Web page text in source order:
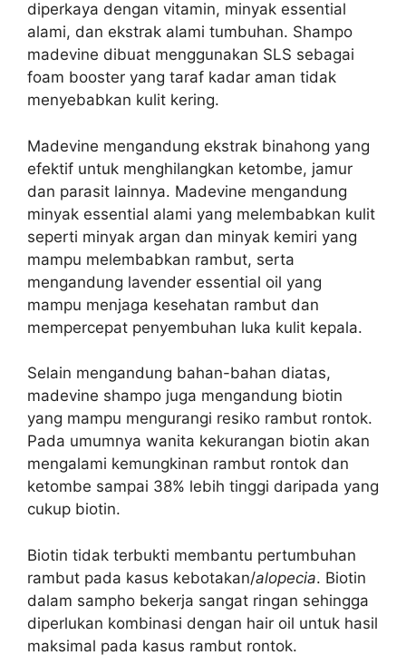
diperkaya dengan vitamin, minyak essential
alami, dan ekstrak alami tumbuhan. Shampo
madevine dibuat menggunakan SLS sebagai
foam booster yang taraf kadar aman tidak
menyebabkan kulit kering.
Madevine mengandung ekstrak binahong yang
efektif untuk menghilangkan ketombe, jamur
dan parasit lainnya. Madevine mengandung
minyak essential alami yang melembabkan kulit
seperti minyak argan dan minyak kemiri yang
mampu melembabkan rambut, serta
mengandung lavender essential oil yang
mampu menjaga kesehatan rambut dan
mempercepat penyembuhan luka kulit kepala.
Selain mengandung bahan-bahan diatas,
madevine shampo juga mengandung biotin
yang mampu mengurangi resiko rambut rontok.
Pada umumnya wanita kekurangan biotin akan
mengalami kemungkinan rambut rontok dan
ketombe sampai 38% lebih tinggi daripada yang
cukup biotin.
Biotin tidak terbukti membantu pertumbuhan
rambut pada kasus kebotakan/alopecia. Biotin
dalam sampho bekerja sangat ringan sehingga
diperlukan kombinasi dengan hair oil untuk hasil
maksimal pada kasus rambut rontok.